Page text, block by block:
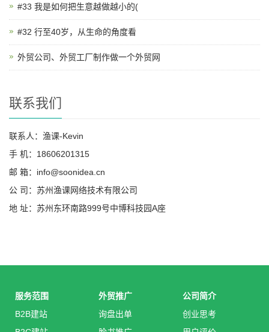
#33 我是如何把生意越做越小的(
#32 行至40岁，从生命的角度看
外贸公司、外贸工厂制作做一个外贸网
联系我们
联系人：渔课-Kevin
手 机：18606201315
邮 箱：info@soonidea.cn
公 司：苏州渔课网络技术有限公司
地 址：苏州东环南路999号中博科技园A座
服务范围
B2B建站
外贸推广
询盘出单
公司简介
创业思考